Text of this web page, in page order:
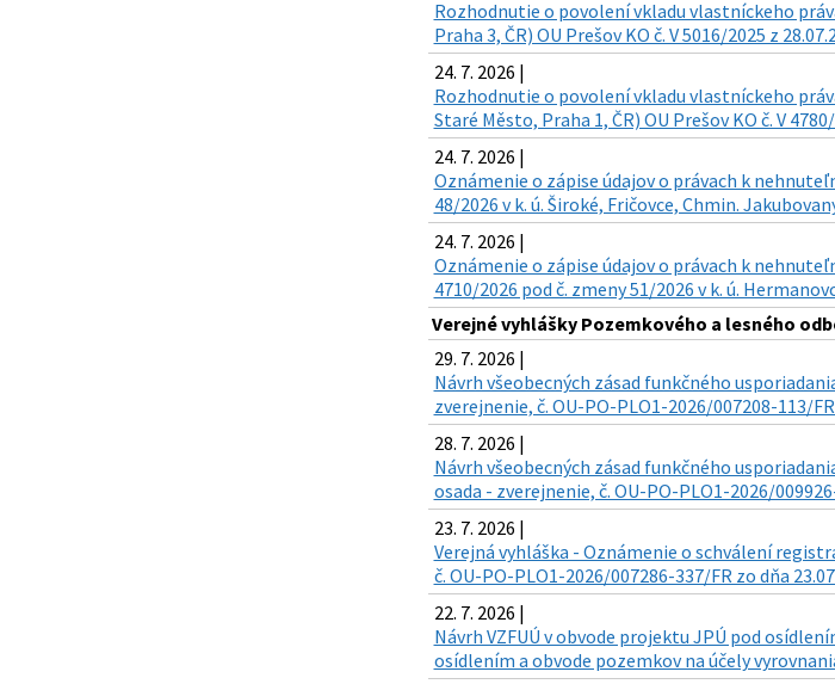
Rozhodnutie o povolení vkladu vlastníckeho
Praha 3, ČR) OU Prešov KO č. V 5016/2025 z
24. 7. 2026 |
Rozhodnutie o povolení vkladu vlastníckeho
Staré Město, Praha 1, ČR) OU Prešov KO č. V
24. 7. 2026 |
Oznámenie o zápise údajov o právach k
48/2026 v k. ú. Široké, Fričovce, Chmin.
24. 7. 2026 |
Oznámenie o zápise údajov o právach k
4710/2026 pod č. zmeny 51/2026 v k. ú.
Verejné vyhlášky Pozemkového a lesného
29. 7. 2026 |
Návrh všeobecných zásad funkčného
zverejnenie, č. OU-PO-PLO1-2026/007208-113/
28. 7. 2026 |
Návrh všeobecných zásad funkčného
osada - zverejnenie, č. OU-PO-PLO1-2026/
23. 7. 2026 |
Verejná vyhláška - Oznámenie o schválení
č. OU-PO-PLO1-2026/007286-337/FR zo dňa
22. 7. 2026 |
Návrh VZFUÚ v obvode projektu JPÚ pod
osídlením a obvode pozemkov na účely